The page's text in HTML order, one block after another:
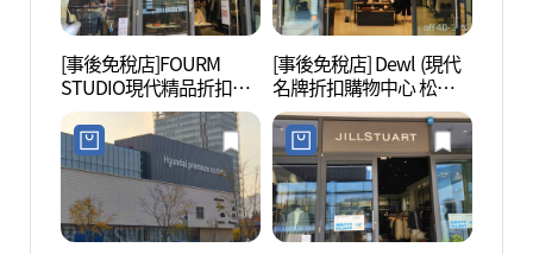
[事後免稅店]FOURM
STUDIO現代精品折扣購
物中心松島店(폼 스튜디
오 현대프리미엄아울렛
송도점)
[事後免稅店] Dewl (現代
名牌折扣購物中心 松島
店)(듀엘 현대프리미엄아
울렛 송도점)